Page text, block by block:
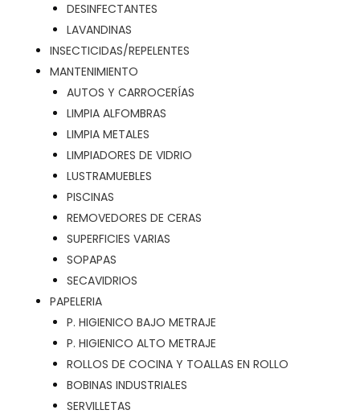
DESINFECTANTES
LAVANDINAS
INSECTICIDAS/REPELENTES
MANTENIMIENTO
AUTOS Y CARROCERÍAS
LIMPIA ALFOMBRAS
LIMPIA METALES
LIMPIADORES DE VIDRIO
LUSTRAMUEBLES
PISCINAS
REMOVEDORES DE CERAS
SUPERFICIES VARIAS
SOPAPAS
SECAVIDRIOS
PAPELERIA
P. HIGIENICO BAJO METRAJE
P. HIGIENICO ALTO METRAJE
ROLLOS DE COCINA Y TOALLAS EN ROLLO
BOBINAS INDUSTRIALES
SERVILLETAS